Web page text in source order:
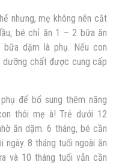
nhưng, mẹ không nên cắt
bé chỉ ăn 1 – 2 bữa ăn
dặm là phụ. Nếu con
chất được cung cấp
để bổ sung thêm năng
thôi mẹ à!Trẻ dưới 12
ăn dặm. 6 tháng, bé cần
8 tháng tuổi ngoài ăn
và 10 tháng tuổi vẫn cần